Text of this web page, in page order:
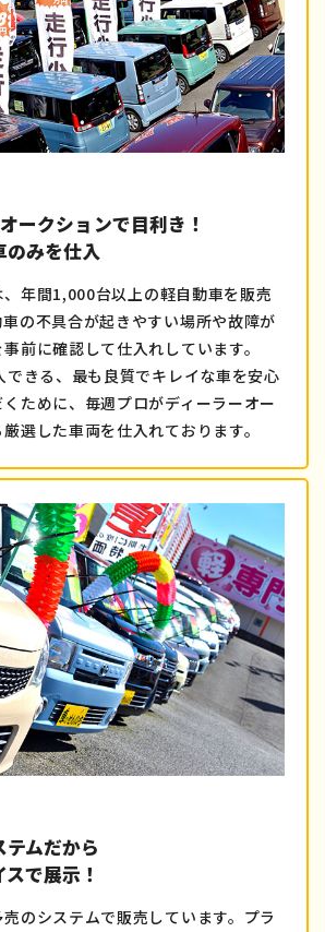
ークションで目利き！
のみを仕入
年間1,000台以上の軽自動車を販売
の不具合が起きやすい場所や故障が
前に確認して仕入れしています。
できる、最も良質でキレイな車を安心
ために、毎週プロがディーラーオー
選した車両を仕入れております。
ムだから
で展示！
のシステムで販売しています。プラ